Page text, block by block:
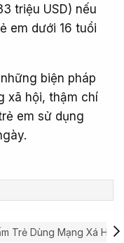
triệu USD) nếu
em dưới 16 tuổi
biện pháp
xã hội, thậm chí
em sử dụng
Trẻ Dùng Mạng Xá Hội